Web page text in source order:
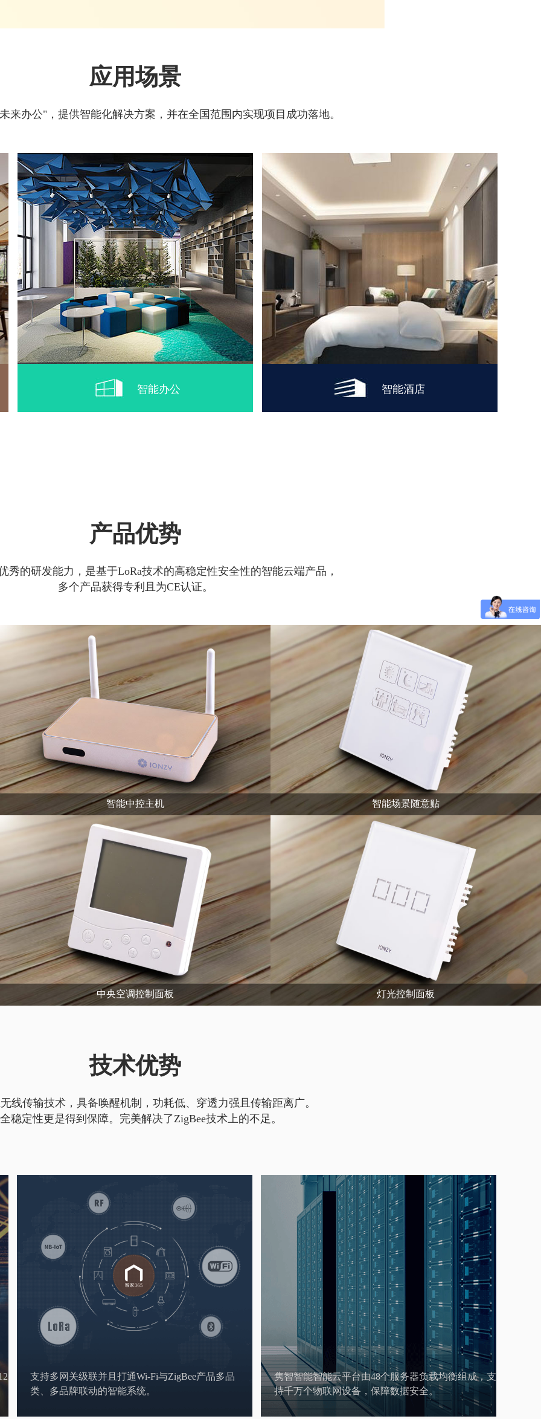
应用场景
来办公"，提供智能化解决方案，并在全国范围内实现项目成功落地。
智能办公 智能酒店
产品优势
秀的研发能力，是基于LoRa技术的高稳定性安全性的智能云端产品，
多个产品获得专利且为CE认证。
智能中控主机 智能场景随意贴
中央空调控制面板 灯光控制面板
技术优势
线传输技术，具备唤醒机制，功耗低、穿透力强且传输距离广。
稳定性更是得到保障。完美解决了ZigBee技术上的不足。
支持多网关级联并且打通Wi-Fi与ZigBee产品多品
类、多品牌联动的智能系统。
隽智智能智能云平台由48个服务器负载均衡组成，支
持千万个物联网设备，保障数据安全。